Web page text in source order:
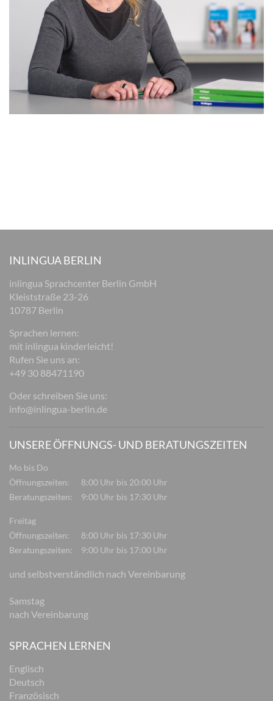
INLINGUA BERLIN
inlingua Sprachcenter Berlin GmbH
Kleiststraße 23-26
10787 Berlin
Sprachen lernen:
mit inlingua kinderleicht!
Rufen Sie uns an:
+49 30 88471190
Oder schreiben Sie uns:
info@inlingua-berlin.de
UNSERE ÖFFNUNGS- UND BERATUNGSZEITEN
Mo bis Do
Öffnungszeiten:
8:00 Uhr bis 20:00 Uhr
Beratungszeiten:
9:00 Uhr bis 17:30 Uhr
Freitag
Öffnungszeiten:
8:00 Uhr bis 17:30 Uhr
Beratungszeiten:
9:00 Uhr bis 17:00 Uhr
und selbstverständlich nach Vereinbarung
Samstag
nach Vereinbarung
SPRACHEN LERNEN
Englisch
Deutsch
Französisch